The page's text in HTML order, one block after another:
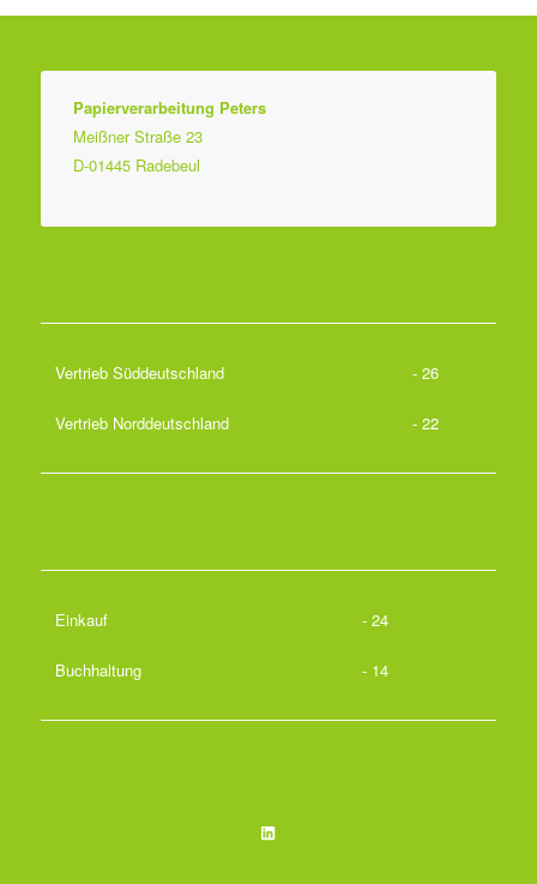
Papierverarbeitung Peters
Meißner Straße 23
D-01445 Radebeul
Vertrieb Süddeutschland - 26
Vertrieb Norddeutschland - 22
Einkauf - 24
Buchhaltung - 14
LinkedIn